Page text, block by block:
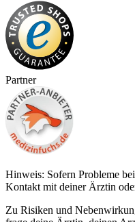
Partner
Hinweis: Sofern Probleme
Kontakt mit deiner Ärztin
Zu Risiken und